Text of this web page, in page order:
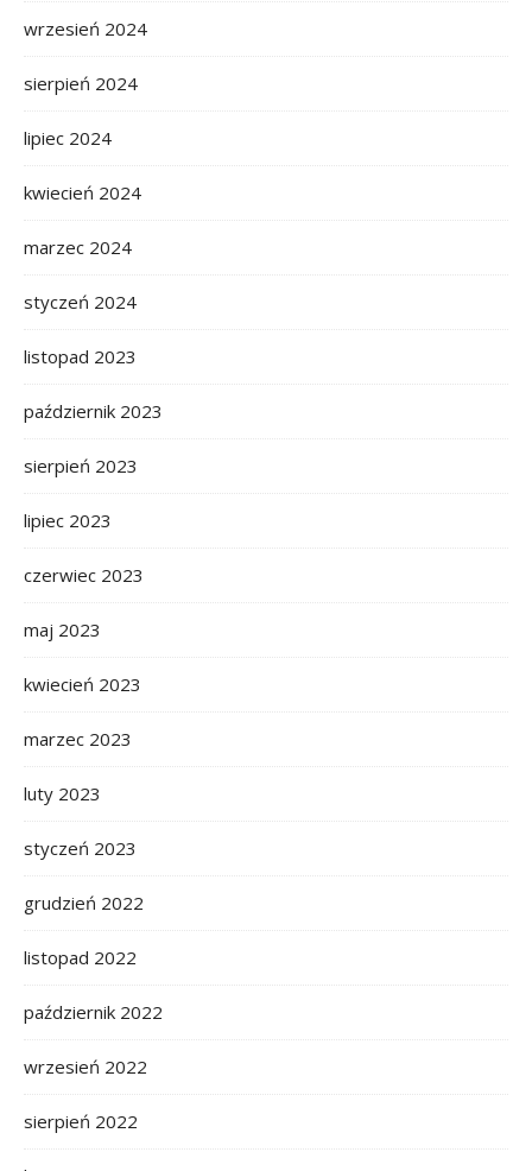
wrzesień 2024
sierpień 2024
lipiec 2024
kwiecień 2024
marzec 2024
styczeń 2024
listopad 2023
październik 2023
sierpień 2023
lipiec 2023
czerwiec 2023
maj 2023
kwiecień 2023
marzec 2023
luty 2023
styczeń 2023
grudzień 2022
listopad 2022
październik 2022
wrzesień 2022
sierpień 2022